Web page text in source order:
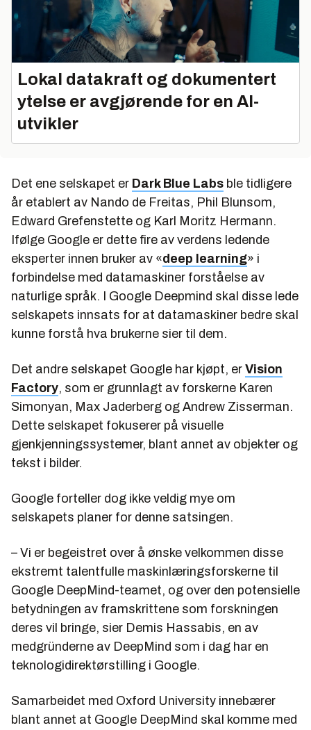
Lokal datakraft og dokumentert
ytelse er avgjørende for en AI-
utvikler
Det ene selskapet er Dark Blue Labs ble tidligere
år etablert av Nando de Freitas, Phil Blunsom,
Edward Grefenstette og Karl Moritz Hermann.
Ifølge Google er dette fire av verdens ledende
eksperter innen bruker av «deep learning» i
forbindelse med datamaskiner forståelse av
naturlige språk. I Google Deepmind skal disse lede
selskapets innsats for at datamaskiner bedre skal
kunne forstå hva brukerne sier til dem.
Det andre selskapet Google har kjøpt, er Vision
Factory, som er grunnlagt av forskerne Karen
Simonyan, Max Jaderberg og Andrew Zisserman.
Dette selskapet fokuserer på visuelle
gjenkjenningssystemer, blant annet av objekter og
tekst i bilder.
Google forteller dog ikke veldig mye om
selskapets planer for denne satsingen.
– Vi er begeistret over å ønske velkommen disse
ekstremt talentfulle maskinlæringsforskerne til
Google DeepMind-teamet, og over den potensielle
betydningen av framskrittene som forskningen
deres vil bringe, sier Demis Hassabis, en av
medgründerne av DeepMind som i dag har en
teknologidirektørstilling i Google.
Samarbeidet med Oxford University innebærer
blant annet at Google DeepMind skal komme med